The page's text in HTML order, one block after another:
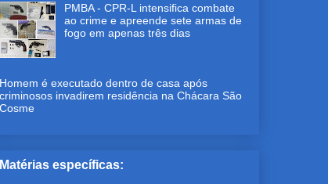
PMBA - CPR-L intensifica combate
ao crime e apreende sete armas de
fogo em apenas três dias
Homem é executado dentro de casa após
criminosos invadirem residência na Chácara São
Cosme
Matérias específicas: